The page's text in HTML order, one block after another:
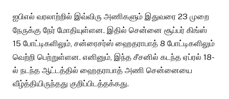
ஐபிஎல் வரலாற்றில் இவ்விரு அணிகளும் இதுவரை 23 முறை
நேருக்கு நேர் மோதியுள்ளன. இதில் சென்னை சூப்பர் கிங்ஸ்
15 போட்டிகளிலும், சன்ரைசர்ஸ் ஹைதராபாத் 8 போட்டிகளிலும்
வெற்றி பெற்றுள்ளன. எனினும், இந்த சீசனில் கடந்த ஏப்ரல் 18-
ல் நடந்த ஆட்டத்தில் ஹைதராபாத் அணி சென்னையை
வீழ்த்தியிருந்தது குறிப்பிடத்தக்கது.